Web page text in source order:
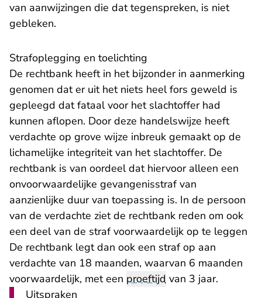
van aanwijzingen die dat tegenspreken, is niet
gebleken.
Strafoplegging en toelichting
De rechtbank heeft in het bijzonder in aanmerking
genomen dat er uit het niets heel fors geweld is
gepleegd dat fataal voor het slachtoffer had
kunnen aflopen. Door deze handelswijze heeft
verdachte op grove wijze inbreuk gemaakt op de
lichamelijke integriteit van het slachtoffer. De
rechtbank is van oordeel dat hiervoor alleen een
onvoorwaardelijke gevangenisstraf van
aanzienlijke duur van toepassing is. In de persoon
van de verdachte ziet de rechtbank reden om ook
een deel van de straf voorwaardelijk op te leggen
De rechtbank legt dan ook een straf op aan
verdachte van 18 maanden, waarvan 6 maanden
voorwaardelijk, met een proeftijd van 3 jaar.
Uitspraken